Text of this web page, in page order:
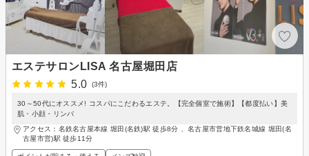
エステサロンLISA 名古屋堀田店
5.0
(3件)
30～50代にオススメ! コスパにこだわるエステ。【完全個室で施術】【都度払い】美
肌・小顔・リンパ
アクセス：名鉄名古屋本線 堀田(名鉄)駅 徒歩8分 、名古屋市営地下鉄名城線 堀田(名
古屋市営)駅 徒歩11分